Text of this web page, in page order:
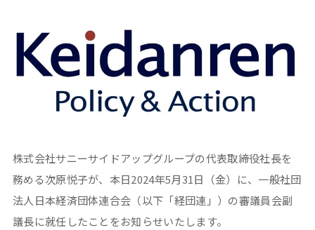
株式会社サニーサイドアップグループの代表取締役社長を
務める次原悦子が、本日2024年5月31日（金）に、一般社団
法人日本経済団体連合会（以下「経団連」）の審議員会副
議長に就任したことをお知らせいたします。